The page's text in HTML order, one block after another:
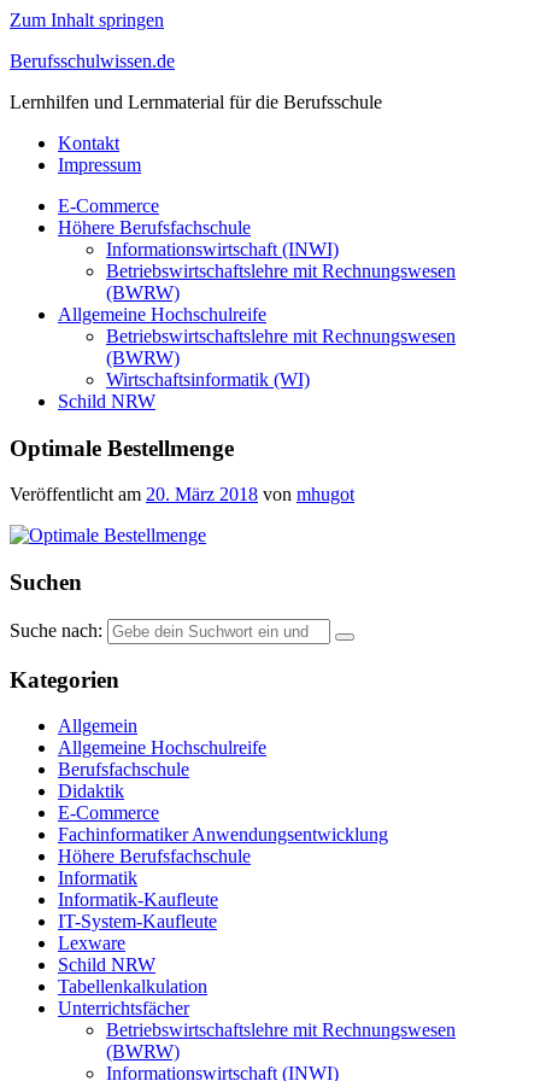
Zum Inhalt springen
Berufsschulwissen.de
Lernhilfen und Lernmaterial für die Berufsschule
Kontakt
Impressum
E-Commerce
Höhere Berufsfachschule
Informationswirtschaft (INWI)
Betriebswirtschaftslehre mit Rechnungswesen
(BWRW)
Allgemeine Hochschulreife
Betriebswirtschaftslehre mit Rechnungswesen
(BWRW)
Wirtschaftsinformatik (WI)
Schild NRW
Optimale Bestellmenge
Veröffentlicht am 20. März 2018 von mhugot
Suchen
Suche nach:
Kategorien
Allgemein
Allgemeine Hochschulreife
Berufsfachschule
Didaktik
E-Commerce
Fachinformatiker Anwendungsentwicklung
Höhere Berufsfachschule
Informatik
Informatik-Kaufleute
IT-System-Kaufleute
Lexware
Schild NRW
Tabellenkalkulation
Unterrichtsfächer
Betriebswirtschaftslehre mit Rechnungswesen
(BWRW)
Informationswirtschaft (INWI)